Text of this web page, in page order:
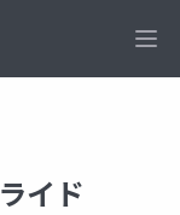
イド